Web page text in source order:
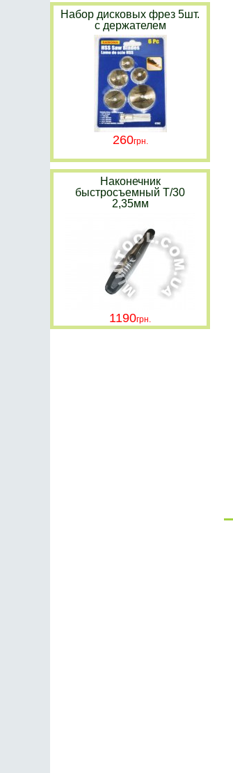
Набор дисковых фрез 5шт.
с держателем
260
Наконечник
быстросъемный Т/30
2,35мм
1190